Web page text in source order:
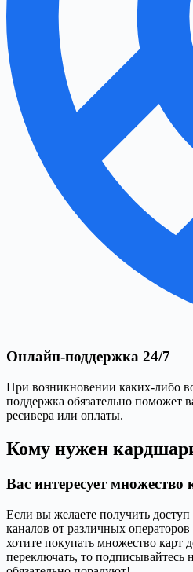
Онлайн-поддержка 24/7
При возникновении каких-либо
поддержка обязательно поможет
ресивера или оплаты.
Кому нужен
Вас интересует множество
Если вы желаете получить доступ
каналов от различных
хотите покупать множество карт
переключать, то